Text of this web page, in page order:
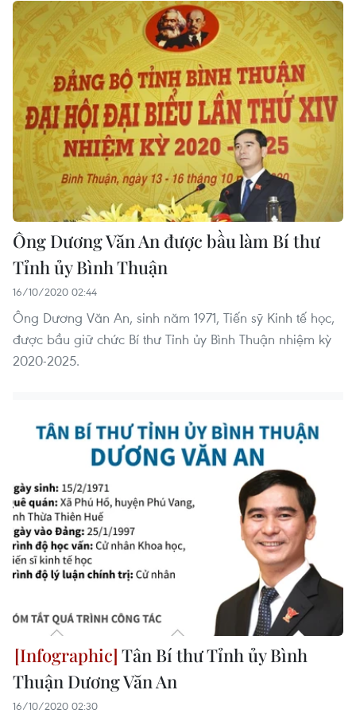
Ông Dương Văn An được bầu làm Bí thư
Tỉnh ủy Bình Thuận
16/10/2020 02:44
Ông Dương Văn An, sinh năm 1971, Tiến sỹ Kinh tế học,
được bầu giữ chức Bí thư Tỉnh ủy Bình Thuận nhiệm kỳ
2020-2025.
Tân Bí thư Tỉnh ủy Bình
Thuận Dương Văn An
16/10/2020 02:30